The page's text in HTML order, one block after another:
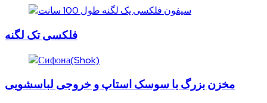
فلکسی تک لگنه
مخزن بزرگ با سوسک استاپ و خروجی لباسشویی